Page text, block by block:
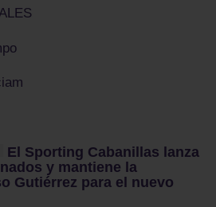
El Sporting Cabanillas lanza
y mantiene la
Gutiérrez para el nuevo